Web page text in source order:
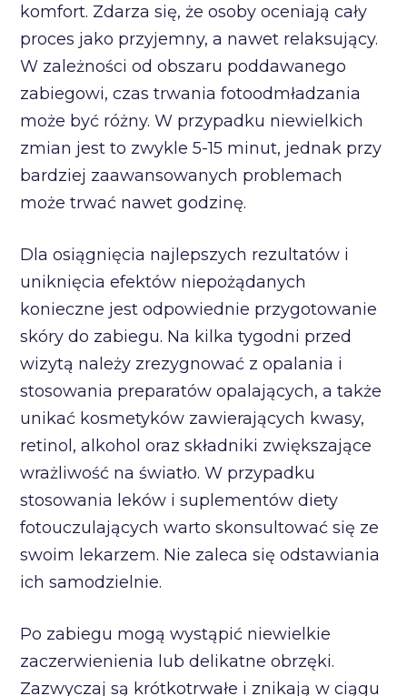
komfort. Zdarza się, że osoby oceniają cały
proces jako przyjemny, a nawet relaksujący.
W zależności od obszaru poddawanego
zabiegowi, czas trwania fotoodmładzania
może być różny. W przypadku niewielkich
zmian jest to zwykle 5-15 minut, jednak przy
bardziej zaawansowanych problemach
może trwać nawet godzinę.
Dla osiągnięcia najlepszych rezultatów i
uniknięcia efektów niepożądanych
konieczne jest odpowiednie przygotowanie
skóry do zabiegu. Na kilka tygodni przed
wizytą należy zrezygnować z opalania i
stosowania preparatów opalających, a także
unikać kosmetyków zawierających kwasy,
retinol, alkohol oraz składniki zwiększające
wrażliwość na światło. W przypadku
stosowania leków i suplementów diety
fotouczulających warto skonsultować się ze
swoim lekarzem. Nie zaleca się odstawiania
ich samodzielnie.
Po zabiegu mogą wystąpić niewielkie
zaczerwienienia lub delikatne obrzęki.
Zazwyczaj są krótkotrwałe i znikają w ciągu